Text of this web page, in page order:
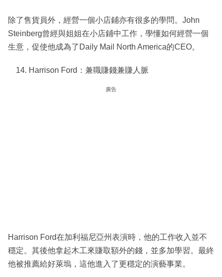
除了售貨員外，經營一個小店鋪亦有很多的學問。John
Steinberg曾經與姐姐在小店鋪中工作，學懂如何經營一個
生意，促使他成為了Daily Mail North America的CEO。
Harrison Ford：兼職賺錢兼賺人脈
廣告
Harrison Ford在加利福尼亞州表演時，他的工作收入並不
穩定。其後他拿起木工來賺取額外的錢，並多加學習。最終
他被推薦給好萊塢，這他進入了更穩定的演藝事業。